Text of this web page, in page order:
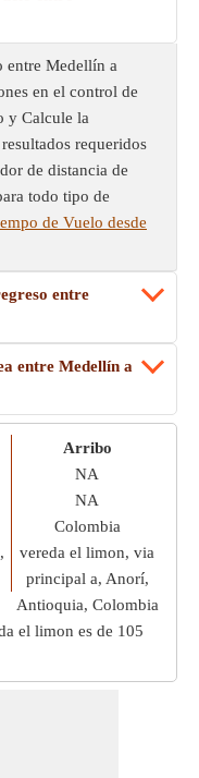
entre Medellín a
en el control de
y Calcule la
requeridos
de distancia de
todo tipo de
de Vuelo desde
entre
entre Medellín a
Arribo
NA
NA
Colombia
vereda el limon, via
principal a, Anorí,
Antioquia, Colombia
el limon es de 105